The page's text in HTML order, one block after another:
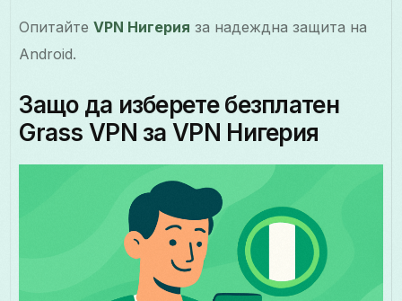
ОпитайтеVPN Нигерия за надеждна защита на
Android.
Защо да изберете безплатен
Grass VPN за VPN Нигерия